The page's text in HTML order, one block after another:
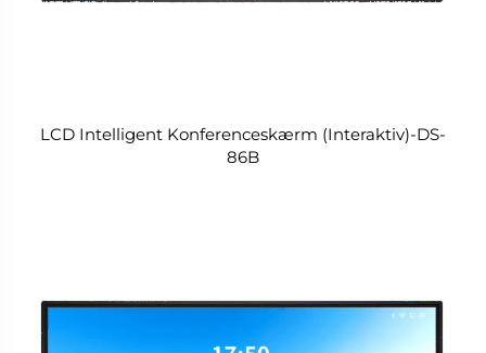
LCD Intelligent Konferenceskærm (Interaktiv)-DS-
86B